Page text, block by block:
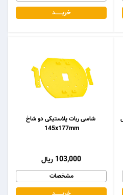
خریـــــــد
شاسی ربات پلاستیکی دو شاخ
145x177mm
103,000 ریال
مشخصات